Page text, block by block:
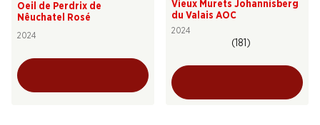
Oeil de Perdrix de
Nêuchatel Rosé
2024
Vieux Murets Johannisberg
du Valais AOC
2024
(181)